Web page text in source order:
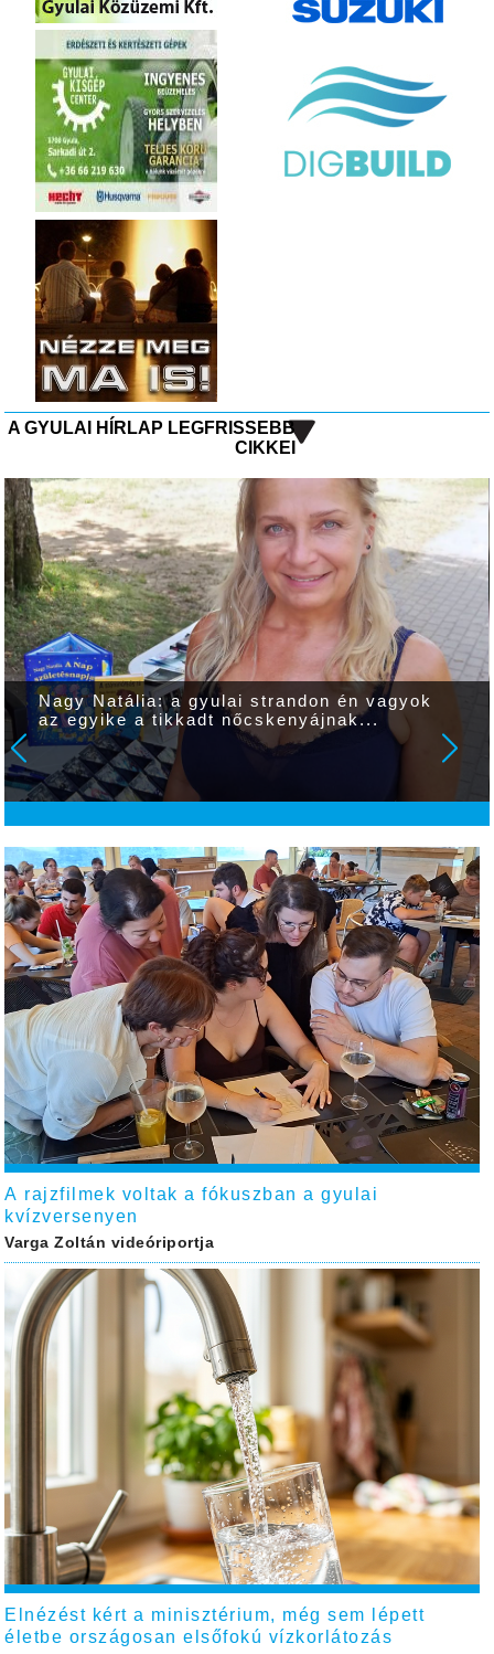
A GYULAI HÍRLAP LEGFRISSEBB
CIKKEI
Nagy Natália: a gyulai strandon én vagyok
az egyike a tikkadt nőcskenyájnak...
A rajzfilmek voltak a fókuszban a gyulai
kvízversenyen
Varga Zoltán videóriportja
Elnézést kért a minisztérium, még sem lépett
életbe országosan elsőfokú vízkorlátozás